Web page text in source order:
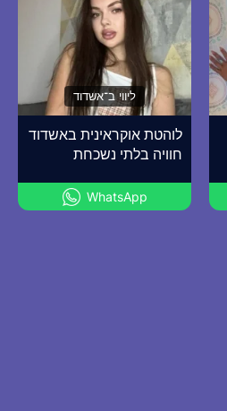
ליווי ב־אשדוד
לוהטת אוקראינית באשדוד
חוויה בלתי נשכחת
WhatsApp